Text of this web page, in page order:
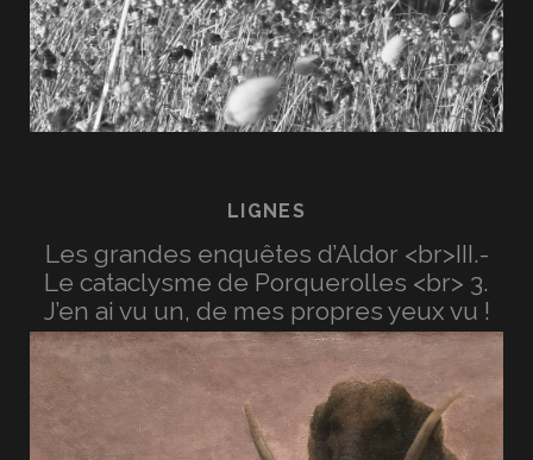
LIGNES
Les grandes enquêtes d’Aldor <br>III.-
Le cataclysme de Porquerolles <br> 3.
J’en ai vu un, de mes propres yeux vu !